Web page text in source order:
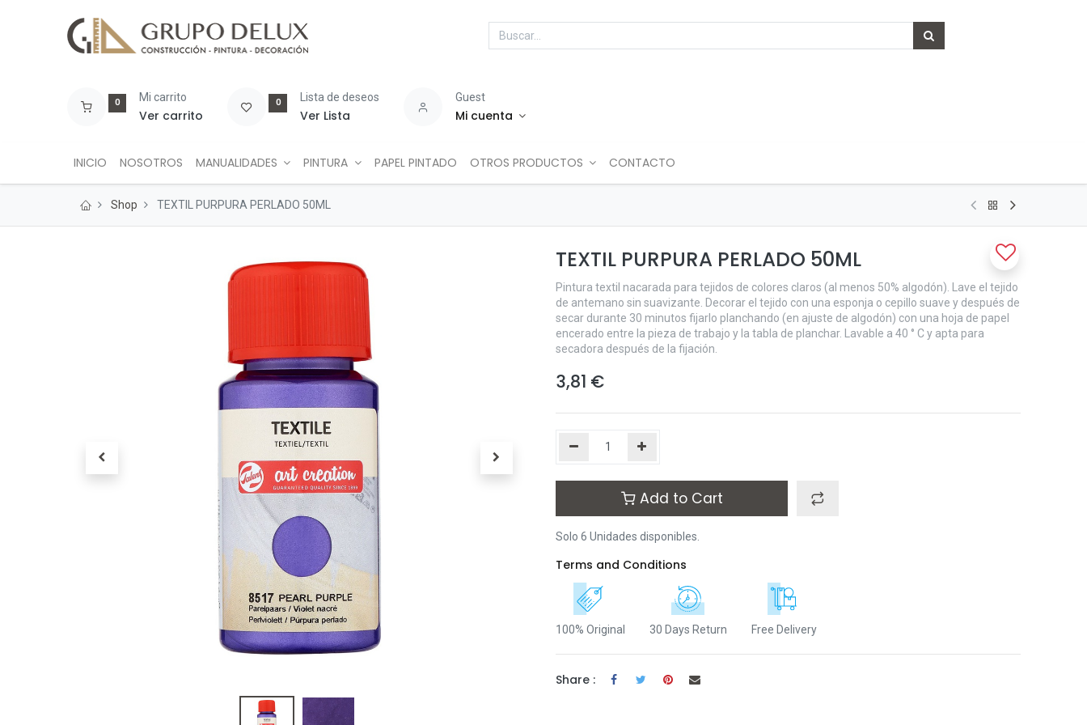
0 Mi carrito
Ver carrito
0 Lista de deseos
Ver Lista
Guest
Mi cuenta
INICIO NOSOTROS MANUALIDADES PINTURA PAPEL PINTADO OTROS PRODUCTOS CONTACTO
Shop TEXTIL PURPURA PERLADO 50ML
TEXTIL PURPURA PERLADO 50ML
Pintura textil nacarada para tejidos de colores claros (al menos 50% algodón). Lave el tejido
de antemano sin suavizante. Decorar el tejido con una esponja o cepillo suave y después de
secar durante 30 minutos fijarlo planchando (en ajuste de algodón) con una hoja de papel
encerado entre la pieza de trabajo y la tabla de planchar. Lavable a 40 ° C y apta para
secadora después de la fijación.
3,81 €
Add to Cart
Solo 6 Unidades disponibles.
Terms and Conditions
100% Original 30 Days Return Free Delivery
Share :